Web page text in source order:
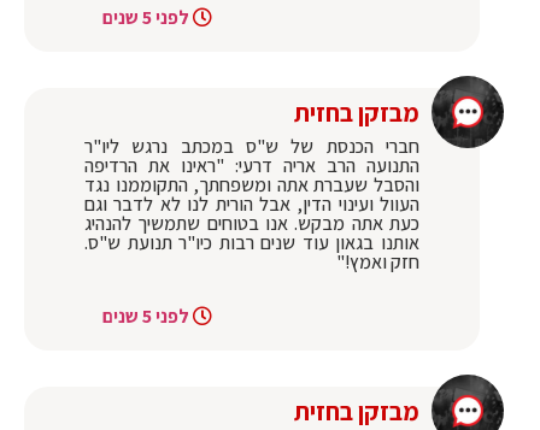
לפני 5 שנים
מבזקן בחזית
חברי הכנסת של ש"ס במכתב נרגש ליו"ר
התנועה הרב אריה דרעי: "ראינו את הרדיפה
והסבל שעברת אתה ומשפחתך, התקוממנו נגד
העוול ועינוי הדין, אבל הורית לנו לא לדבר וגם
כעת אתה מבקש. אנו בטוחים שתמשיך להנהיג
אותנו בגאון עוד שנים רבות כיו"ר תנועת ש"ס.
חזק ואמץ!"
לפני 5 שנים
מבזקן בחזית